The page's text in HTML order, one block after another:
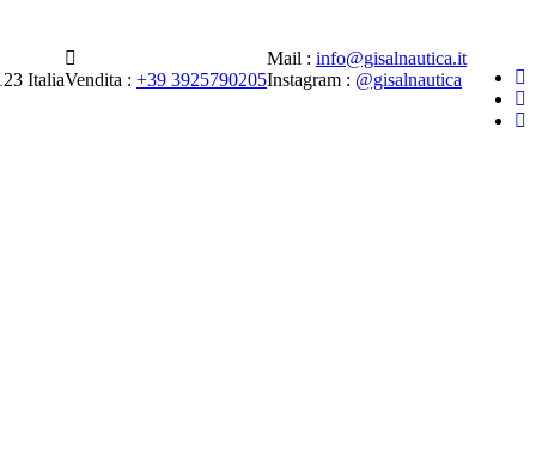
Mail : info@gisalnautica.it
Instagram : @gisalnautica
Vendita : +39 3925790205
Italia